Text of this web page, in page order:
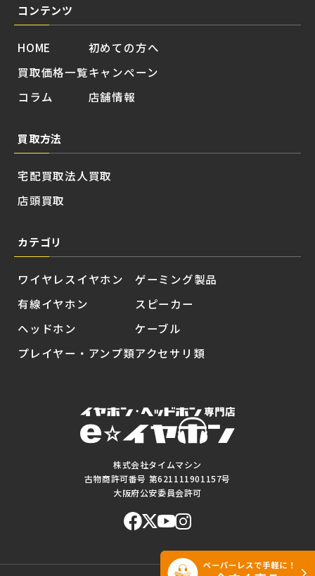
株式会社タイムマシン
古物商許可番号 第621111901157号
大阪府公安委員会許可
コンテンツ
HOME
買取価格一覧
コラム
初めての方へ
キャンペーン
店舗情報
買取方法
宅配買取
店頭買取
法人買取
カテゴリ
ワイヤレスイヤホン
有線イヤホン
ヘッドホン
プレイヤー・アンプ類
ゲーミング製品
スピーカー
ケーブル
アクセサリ類